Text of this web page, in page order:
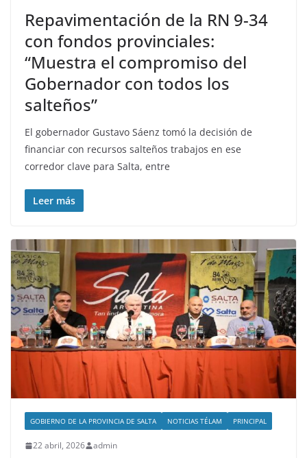
Repavimentación de la RN 9-34
con fondos provinciales:
“Muestra el compromiso del
Gobernador con todos los
salteños”
El gobernador Gustavo Sáenz tomó la decisión de
financiar con recursos salteños trabajos en ese
corredor clave para Salta, entre
Leer más
GOBIERNO DE LA PROVINCIA DE SALTA NOTICIAS TÉLAM PRINCIPAL
22 abril, 2026 admin